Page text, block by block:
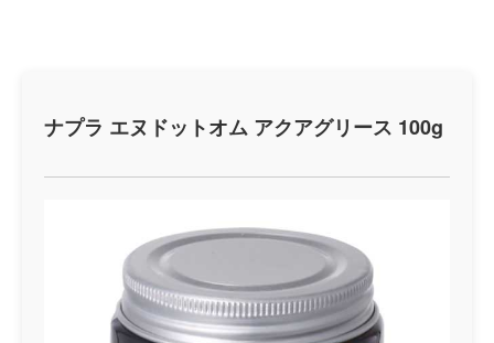
ナプラ エヌドットオム アクアグリース 100g